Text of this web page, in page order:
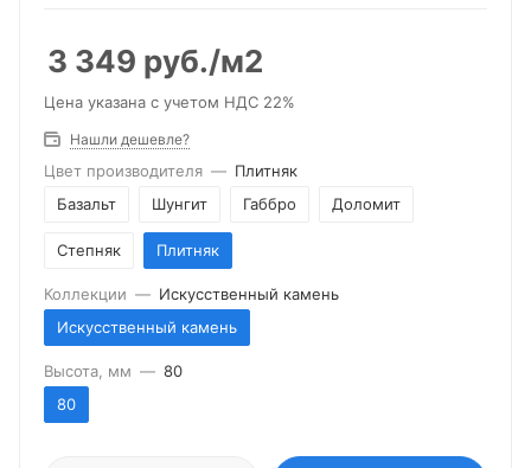
3 349 руб./м2
Цена указана с учетом НДС 22%
Нашли дешевле?
Цвет производителя — Плитняк
Базальт
Шунгит Габбро Доломит
Степняк Плитняк
Коллекции — Искусственный камень
Искусственный камень
Высота, мм — 80
80